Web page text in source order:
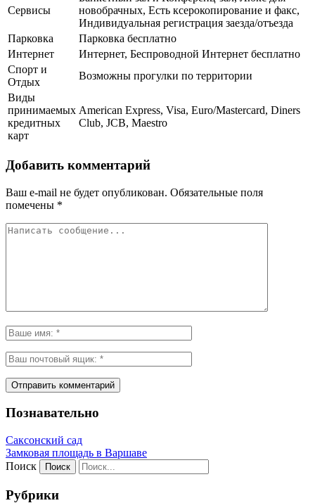
Сервисы
новобрачных, Есть ксерокопирование и факс,
Индивидуальная регистрация заезда/отъезда
Парковка
Парковка бесплатно
Интернет
Интернет, Беспроводной Интернет бесплатно
Спорт и
Отдых
Возможны прогулки по территории
Виды
принимаемых
кредитных
карт
American Express, Visa, Euro/Mastercard, Diners
Club, JCB, Maestro
Добавить комментарий
Ваш e-mail не будет опубликован. Обязательные поля
помечены *
Познавательно
Саксонский сад
Замковая площадь в Варшаве
Поиск
Рубрики